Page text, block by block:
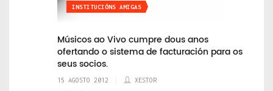
INSTITUCIÓNS AMIGAS
Músicos ao Vivo cumpre dous anos
ofertando o sistema de facturación para os
seus socios.
15 AGOSTO 2012 XESTOR